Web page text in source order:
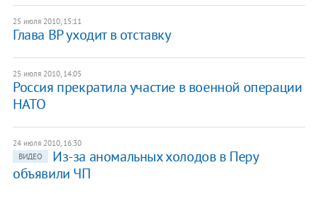
25 июля 2010, 15:11
Глава ВР уходит в отставку
25 июля 2010, 14:05
Россия прекратила участие в военной операции
НАТО
24 июля 2010, 16:30
ВИДЕО
Из-за аномальных холодов в Перу
объявили ЧП